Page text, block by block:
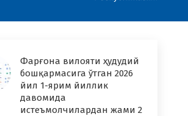
Фарғона вилояти ҳудудий
бошқармасига ўтган 2026
йил 1-ярим йиллик
давомида
истеъмолчилардан жами 2